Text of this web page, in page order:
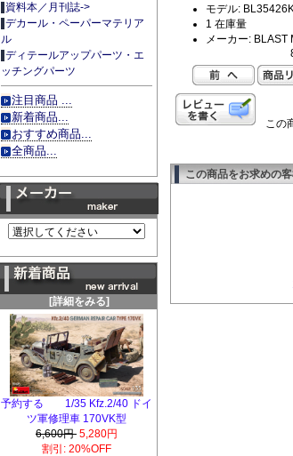
資料本／月刊誌->
デカール・ペーパーマテリア
ル
ディテールアップパーツ・エ
ッチングパーツ
注目商品 ...
新着商品...
おすすめ商品...
全商品...
[詳細をみる]
予約する 1/35 Kfz.2/40 ドイ
ツ軍修理車 170VK型
6,600円 5,280円
割引: 20%OFF
モデル:
1 在庫量
メーカー: BLAST
この
この商品をお求めの